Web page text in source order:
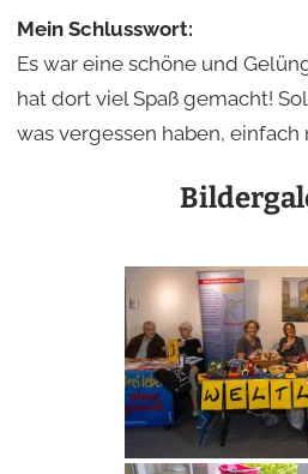
Mein Schlusswort:
Es war eine schöne und
hat dort viel Spaß gemacht!
was vergessen haben, einfach